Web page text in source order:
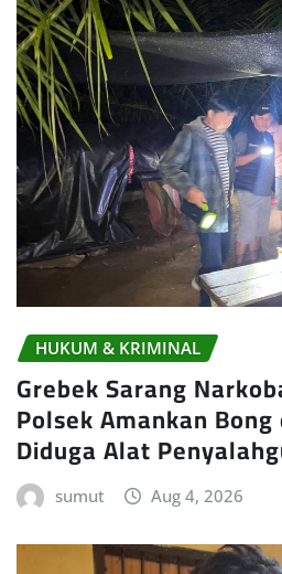
HUKUM & KRIMINAL
Grebek Sarang
Polsek Amankan
Diduga Alat
sumut Aug 4, 2026